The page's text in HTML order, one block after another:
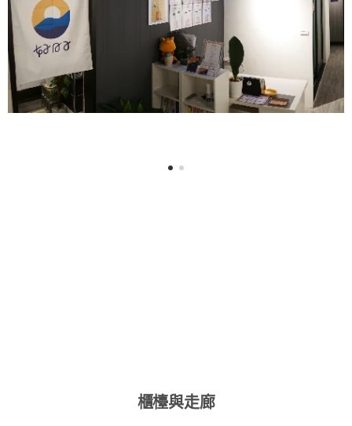
櫃檯與走廊